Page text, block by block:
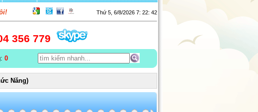
Thứ 5, 6/8/2026 7: 22: 43
356 779
0
Năng)